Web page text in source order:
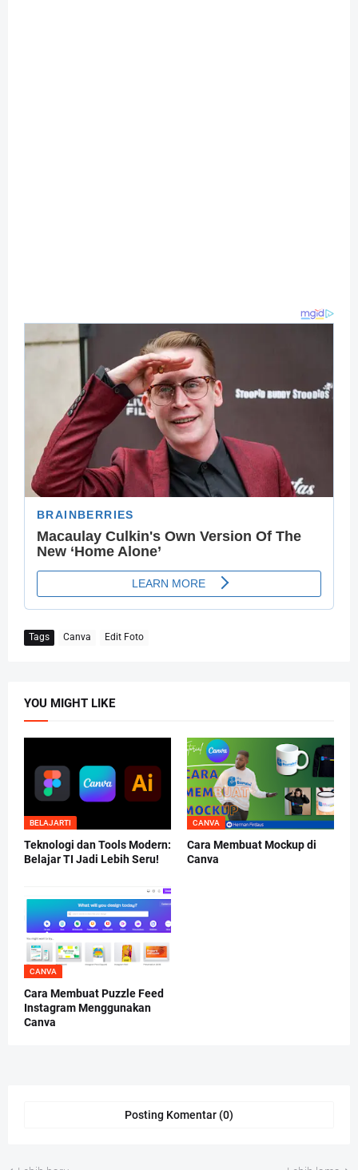
Tags Canva Edit Foto
YOU MIGHT LIKE
BELAJARTI
Teknologi dan Tools Modern:
Belajar TI Jadi Lebih Seru!
CANVA
Cara Membuat Mockup di
Canva
CANVA
Cara Membuat Puzzle Feed
Instagram Menggunakan
Canva
Posting Komentar (0)